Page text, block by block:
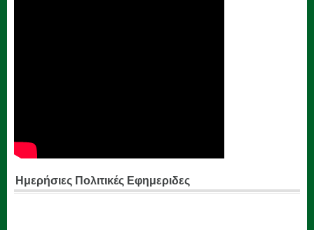
Ημερήσιες Πολιτικές Εφημεριδες